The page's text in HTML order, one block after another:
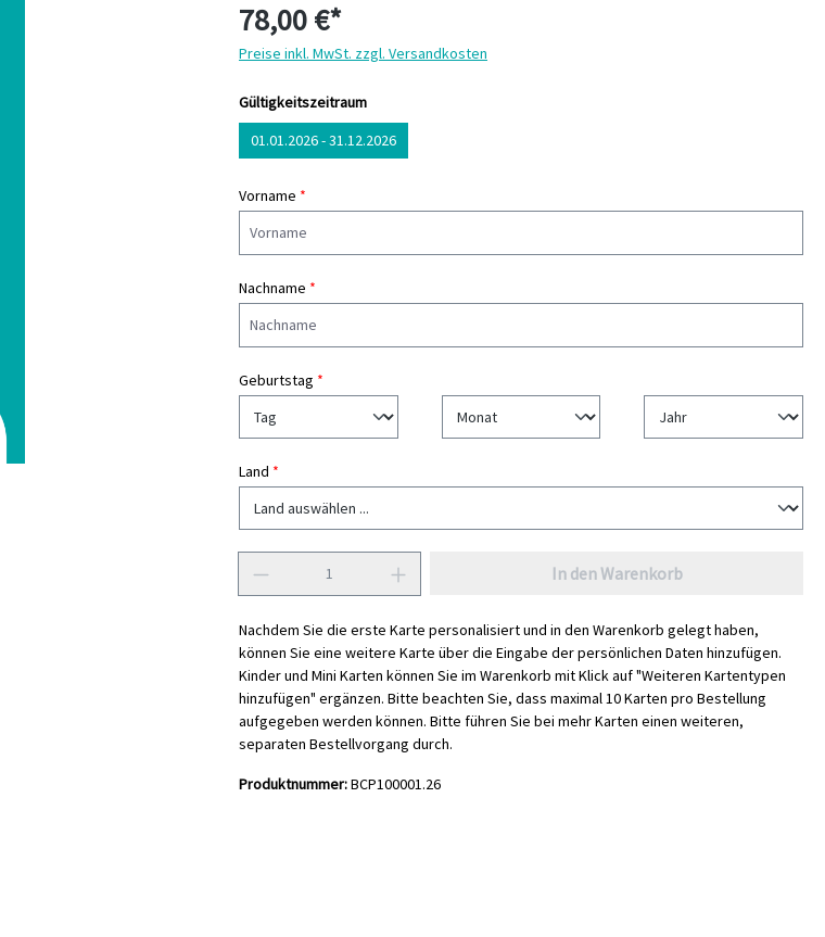
78,00 €*
Preise inkl. MwSt. zzgl. Versandkosten
Gültigkeitszeitraumauswählen
01.01.2026 - 31.12.2026
Vorname *
Nachname *
Geburtstag *
Land *
In den Warenkorb
Nachdem Sie die erste Karte personalisiert und in den Warenkorb gelegt haben,
können Sie eine weitere Karte über die Eingabe der persönlichen Daten hinzufügen.
Kinder und Mini Karten können Sie im Warenkorb mit Klick auf "Weiteren Kartentypen
hinzufügen" ergänzen. Bitte beachten Sie, dass maximal 10 Karten pro Bestellung
aufgegeben werden können. Bitte führen Sie bei mehr Karten einen weiteren,
separaten Bestellvorgang durch.
Produktnummer:BCP100001.26